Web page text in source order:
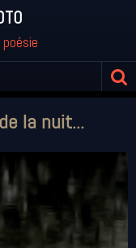
la nuit...